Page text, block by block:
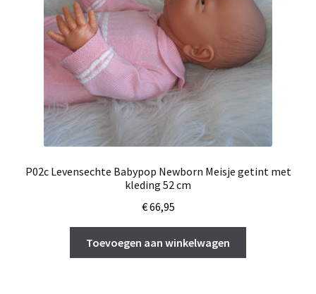
P02c Levensechte Babypop Newborn Meisje getint met
kleding 52 cm
€66,95
Toevoegen aan winkelwagen